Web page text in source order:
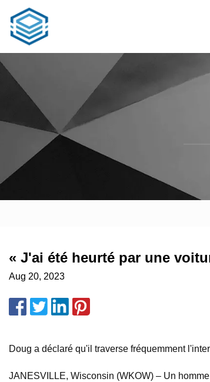
« J'ai été heurté par une
Aug 20, 2023
Doug a déclaré qu'il traverse fréquemment
JANESVILLE, Wisconsin (WKOW) – Un